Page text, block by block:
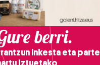
berri.
inkesta eta parte
Iztuetako